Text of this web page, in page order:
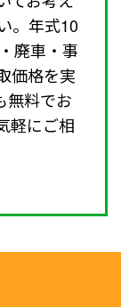
。年式10
廃車・事
価格を実
無料でお
軽にご相